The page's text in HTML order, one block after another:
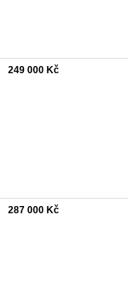
249 000 Kč
287 000 Kč